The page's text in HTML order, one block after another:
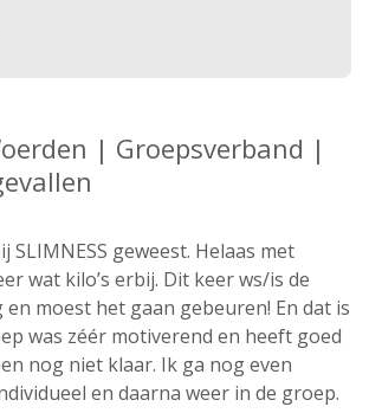
| Groepsverband |
SLIMNESS geweest. Helaas met
wat kilo’s erbij. Dit keer ws/is de
moest het gaan gebeuren! En dat is
was zéér motiverend en heeft goed
nog niet klaar. Ik ga nog even
en daarna weer in de groep.